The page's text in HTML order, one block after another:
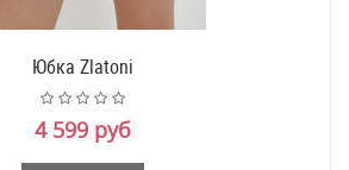
Юбка Zlatoni
4 599 руб